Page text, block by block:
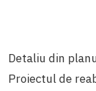
Detaliu din
Proiectul de